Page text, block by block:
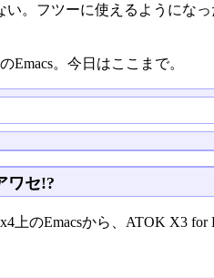
。フツーに使えるようにな
Emacs。今日はここまで。
ワセ!?
上のEmacsから、ATOK X3 for